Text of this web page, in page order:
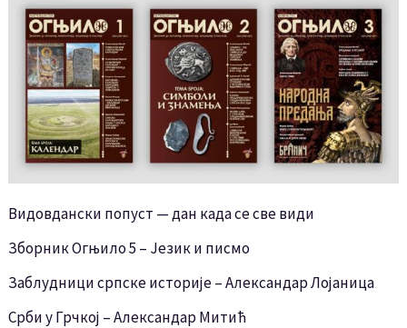
Видовдански попуст — дан када се све види
Зборник Огњило 5 – Језик и писмо
Заблудници српске историје – Александар Лојаница
Срби у Грчкој – Александар Митић